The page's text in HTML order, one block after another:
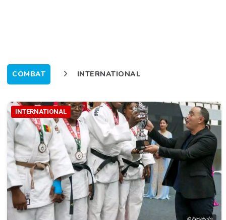
COMBAT INTERNATIONAL
© Fecajudo
INTERNATIONAL